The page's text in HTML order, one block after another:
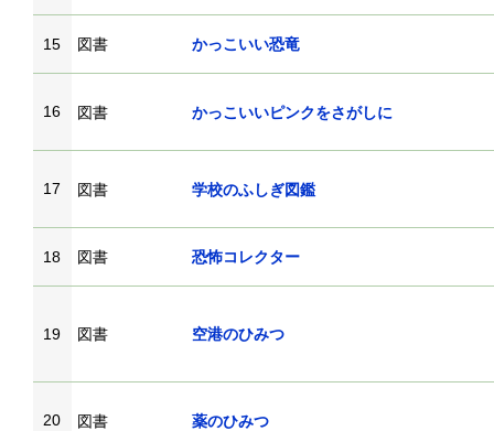
15 図書 かっこいい恐竜
16 図書 かっこいいピンクをさがしに
17 図書 学校のふしぎ図鑑
18 図書 恐怖コレクター
19 図書 空港のひみつ
20 図書 薬のひみつ